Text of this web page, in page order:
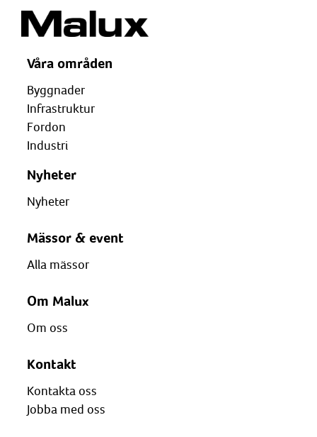
Våra områden
Byggnader
Infrastruktur
Fordon
Industri
Nyheter
Nyheter
Mässor & event
Alla mässor
Om Malux
Om oss
Kontakt
Kontakta oss
Jobba med oss